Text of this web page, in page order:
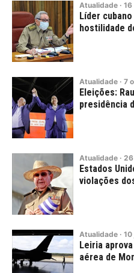
Atualidade · 16
Líder
hostilidade
Atualidade · 7
Eleições:
presidência
Atualidade · 26
Estados
violações
Atualidade · 10
Leiria
aérea de